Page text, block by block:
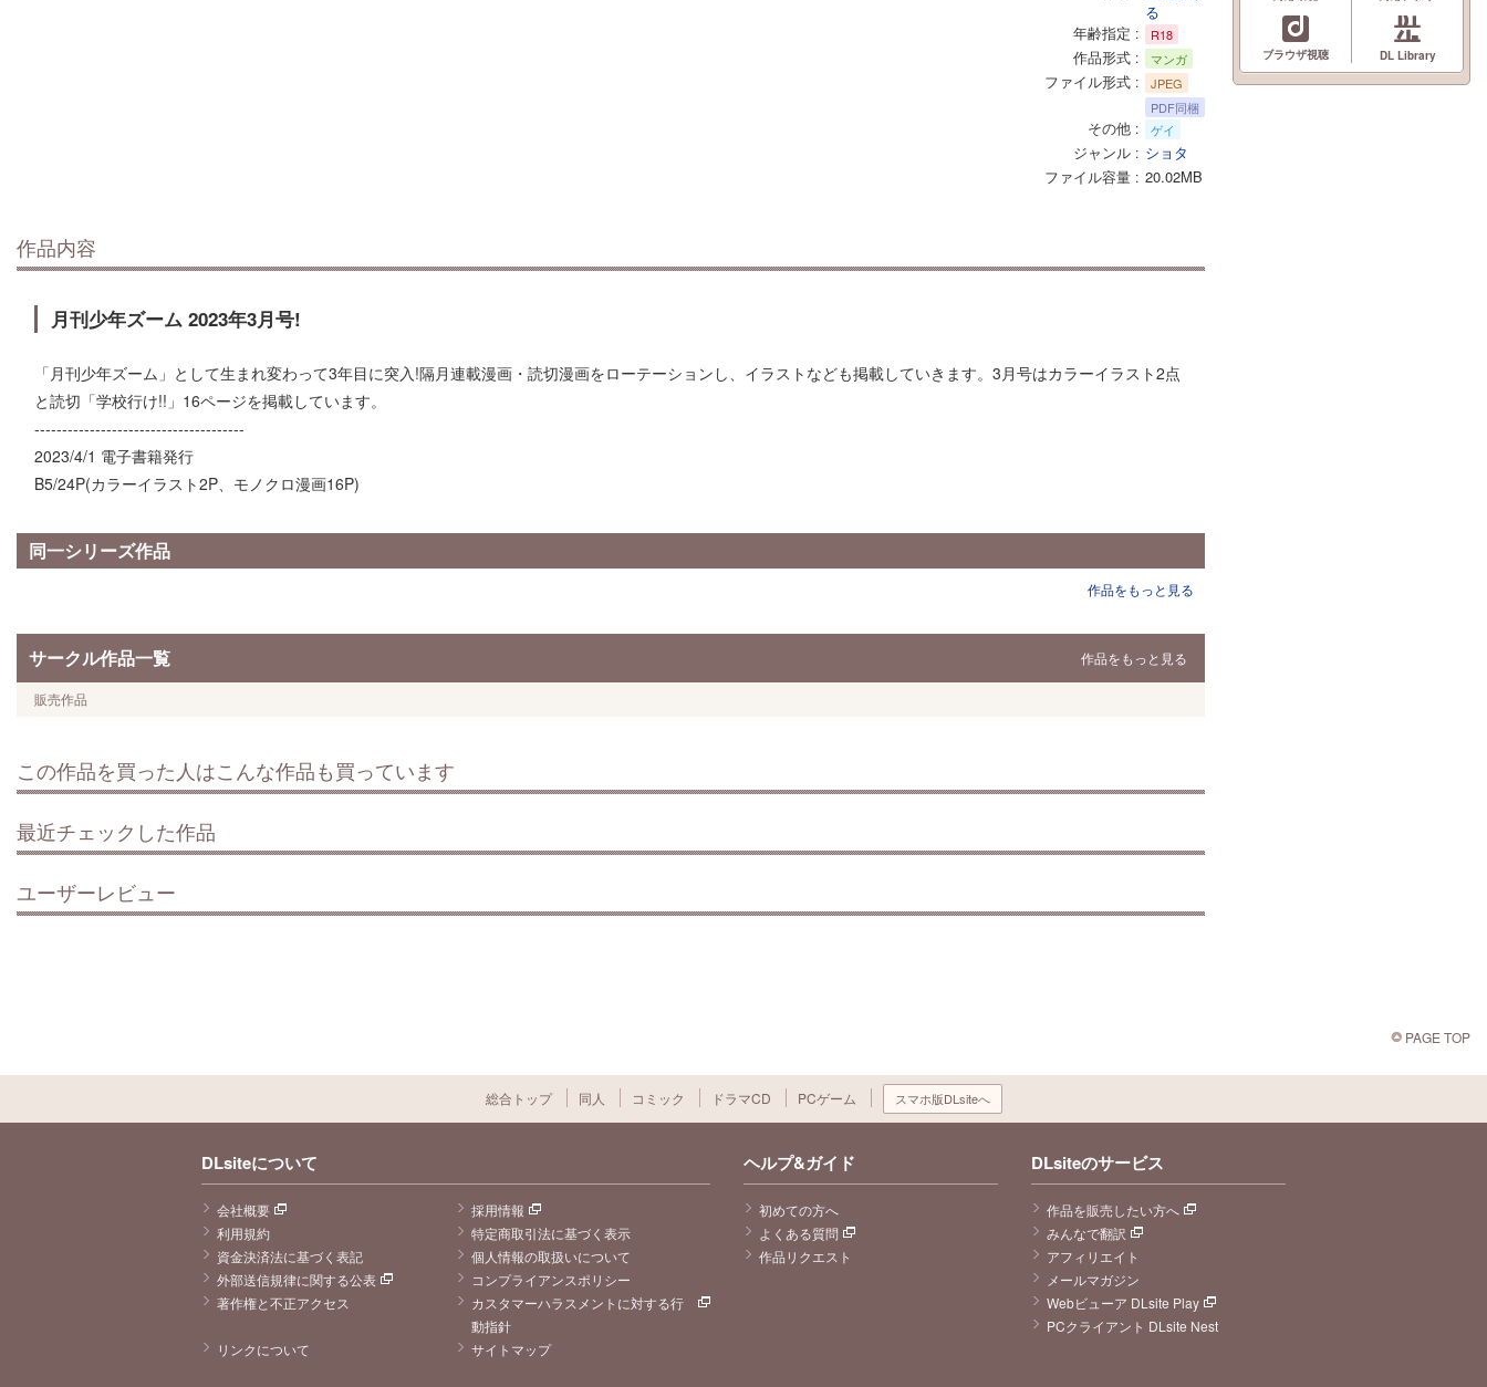
る
年齢指定
R18
作品形式 マンガ
ファイル形式
JPEG
PDF同梱
その他 ゲイ
ジャンル
ショタ
ファイル容量
20.02MB
作品内容
月刊少年ズーム 2023年3月号!
「月刊少年ズーム」として生まれ変わって3年目に突入!隔月連載漫画・読切漫画をローテーションし、イラストなども掲載していきます。3月号はカラーイラスト2点
と読切「学校行け!!」16ページを掲載しています。
--------------------------------------
2023/4/1 電子書籍発行
B5/24P(カラーイラスト2P、モノクロ漫画16P)
同一シリーズ作品
作品をもっと見る
サークル作品一覧 作品をもっと見る
販売作品
この作品を買った人はこんな作品も買っています
最近チェックした作品
ユーザーレビュー
ブラウザ視聴 DL Library
PAGE TOP
総合トップ 同人 コミック ドラマCD PCゲーム スマホ版DLsiteへ
DLsiteについて
会社概要
採用情報
利用規約
特定商取引法に基づく表示
資金決済法に基づく表記
個人情報の取扱いについて
外部送信規律に関する公表
コンプライアンスポリシー
著作権と不正アクセス
カスタマーハラスメントに対する行
動指針
リンクについて
サイトマップ
ヘルプ&ガイド
初めての方へ
よくある質問
作品リクエスト
DLsiteのサービス
作品を販売したい方へ
みんなで翻訳
アフィリエイト
メールマガジン
Webビューア DLsite Play
PCクライアント DLsite Nest